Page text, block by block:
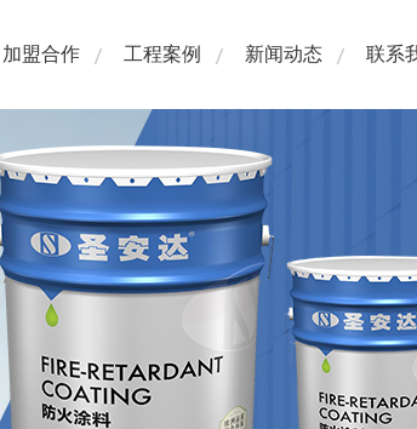
加盟合作 工程案例 新闻动态 联系